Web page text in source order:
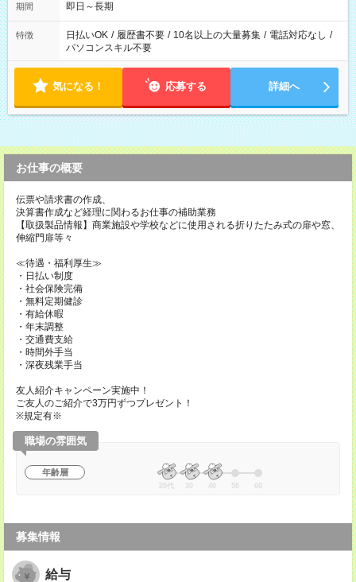
期間 即日～長期
特徴 日払いOK / 履歴書不要 / 10名以上の大量募集 / 電話対応なし /
パソコンスキル不要
気になる！ 応募する 詳細へ
お仕事の概要
伝票や請求書の作成、
決算書作成など経理に関わるお仕事の補助業務
【取扱製品情報】商業施設や学校などに使用される折りたたみ式の扉や窓、
伸縮門扉等々
≪待遇・福利厚生≫
・日払い制度
・社会保険完備
・無料定期健診
・有給休暇
・年末調整
・交通費支給
・時間外手当
・深夜残業手当
友人紹介キャンペーン実施中！
ご友人のご紹介で3万円ずつプレゼント！
※規定有※
職場の雰囲気
年齢層
20代 30 40 50 60
募集情報
給与